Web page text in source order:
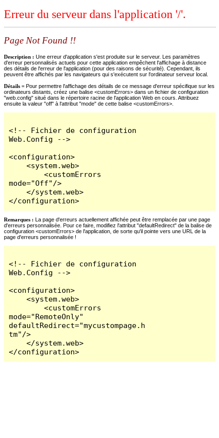
Erreur du serveur dans l'application '/'.
Page Not Found !!
Description : Une erreur d'application s'est produite sur le serveur. Les paramètres
d'erreur personnalisés actuels pour cette application empêchent l'affichage à distance
des détails de l'erreur de l'application (pour des raisons de sécurité). Cependant, ils
peuvent être affichés par les navigateurs qui s'exécutent sur l'ordinateur serveur local.
Détails = Pour permettre l'affichage des détails de ce message d'erreur spécifique sur les
ordinateurs distants, créez une balise <customErrors> dans un fichier de configuration
"web.config" situé dans le répertoire racine de l'application Web en cours. Attribuez
ensuite la valeur "off" à l'attribut "mode" de cette balise <customErrors>.
<!-- Fichier de configuration
Web.Config -->
<configuration>
    <system.web>
        <customErrors
mode="Off"/>
    </system.web>
</configuration>
Remarques : La page d'erreurs actuellement affichée peut être remplacée par une page
d'erreurs personnalisée. Pour ce faire, modifiez l'attribut "defaultRedirect" de la balise de
configuration <customErrors> de l'application, de sorte qu'il pointe vers une URL de la
page d'erreurs personnalisée !
<!-- Fichier de configuration
Web.Config -->
<configuration>
    <system.web>
        <customErrors
mode="RemoteOnly"
defaultRedirect="mycustompage.h
tm"/>
    </system.web>
</configuration>